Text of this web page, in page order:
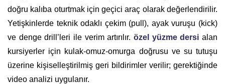
doğru kalıba oturtmak için geçici araç olarak değerlendirilir.
Yetişkinlerde teknik odaklı çekim (pull), ayak vuruşu (kick)
ve denge drill’leri ile verim artırılır. özel yüzme dersi alan
kursiyerler için kulak-omuz-omurga doğrusu ve su tutuşu
üzerine kişiselleştirilmiş geri bildirimler verilir; gerektiğinde
video analizi uygulanır.